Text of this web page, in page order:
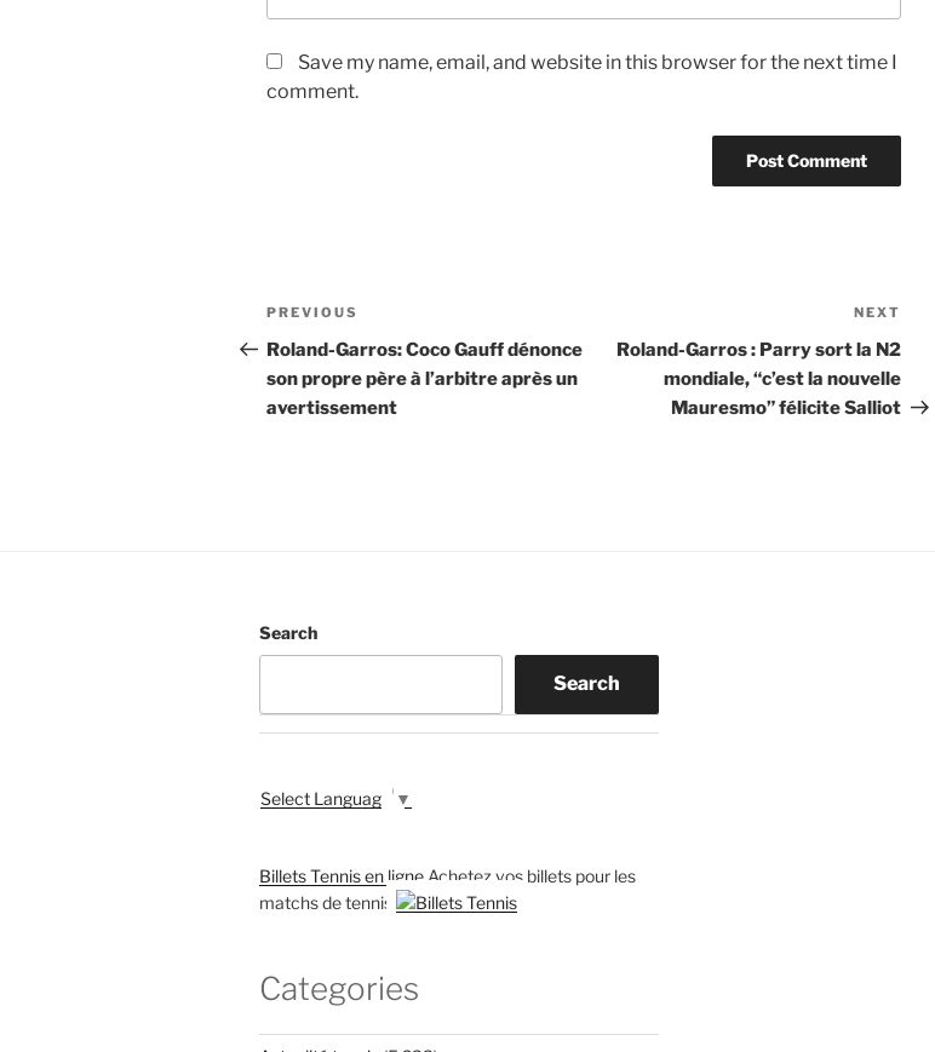
Save my name, email, and website in this browser for the next time I
comment.
Post
navigation
Previous
Post
PREVIOUS
Roland-Garros: Coco Gauff dénonce
son propre père à l’arbitre après un
avertissement
Post
NEXT
Roland-Garros : Parry sort la N2
mondiale, “c’est la nouvelle
Mauresmo” félicite Salliot
Search
Search
Select Language ▼
Billets Tennis en ligne Achetez vos billets pour les
matchs de tennis
Categories